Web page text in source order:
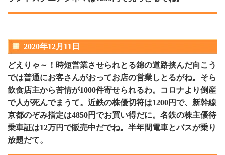
2020年12月11日
どえりゃ～！時短営業させられとる錦の道路挟んだ向こう
では普通にお客さんがおってお店の営業しとるがね。そら
飲食店主から苦情が1000件寄せられるわ。コロナより倒産
で人が死んでまうて。近鉄の株優切符は1200円で、新幹線
京都のぞみ指定は4850円でお買い得だに。名鉄の株主優待
乗車証は12万円で販売中だでね。半年間電車とバスが乗り
放題だて。